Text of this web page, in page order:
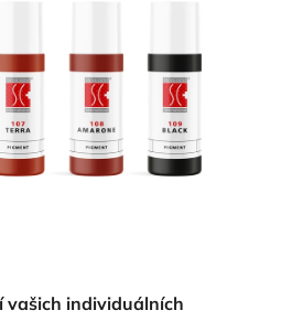
vašich individuálních